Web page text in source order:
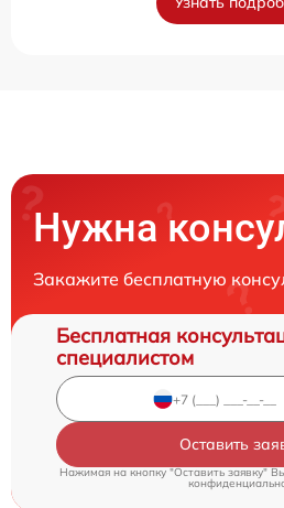
Нужна
Закажите бесплатную
Бесплатная
специалистом
Оставить
Нажимая на кнопку "Оставить заявку"